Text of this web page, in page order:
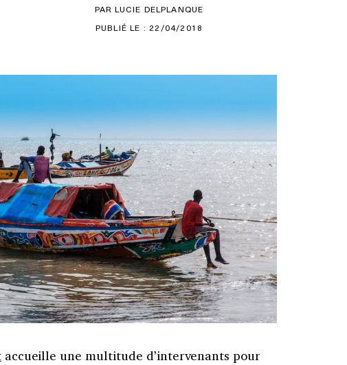
PAR LUCIE DELPLANQUE
PUBLIÉ LE : 22/04/2018
accueille une multitude d’intervenants pour